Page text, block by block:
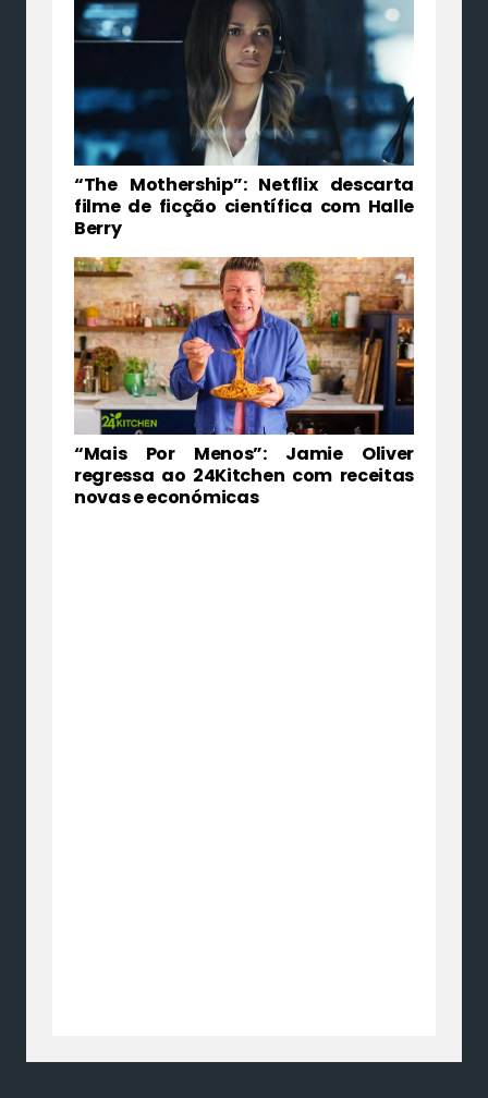
“The Mothership”: Netflix descarta
filme de ficção científica com Halle
Berry
“Mais Por Menos”: Jamie Oliver
regressa ao 24Kitchen com receitas
novas e económicas